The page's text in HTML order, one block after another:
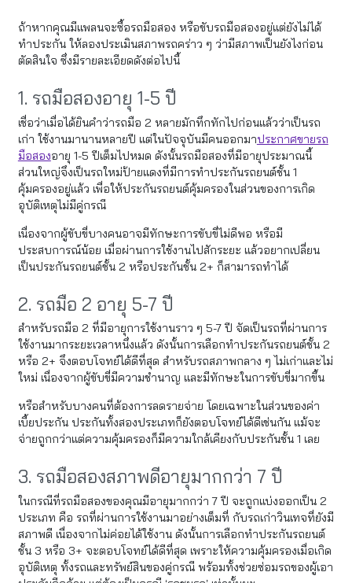
ถ้าหากคุณมีแพลนจะซื้อรถมือสอง หรือขับรถมือสองอยู่แต่ยังไม่ได้
ทำประกัน ให้ลองประเมินสภาพรถคร่าว ๆ ว่ามีสภาพเป็นยังไงก่อน
ตัดสินใจ ซึ่งมีรายละเอียดดังต่อไปนี้
1. รถมือสองอายุ 1-5 ปี
เชื่อว่าเมื่อได้ยินคำว่ารถมือ 2 หลายมักทึกทักไปก่อนแล้วว่าเป็นรถ
เก่า ใช้งานมานานหลายปี แต่ในปัจจุบันมีคนออกมาประกาศขายรถ
มือสองอายุ 1-5 ปีเต็มไปหมด ดังนั้นรถมือสองที่มีอายุประมาณนี้
ส่วนใหญ่จึงเป็นรถใหม่ป้ายแดงที่มีการทำประกันรถยนต์ชั้น 1
คุ้มครองอยู่แล้ว เพื่อให้ประกันรถยนต์คุ้มครองในส่วนของการเกิด
อุบัติเหตุไม่มีคู่กรณี
เนื่องจากผู้ขับขี่บางคนอาจมีทักษะการขับขี่ไม่ดีพอ หรือมี
ประสบการณ์น้อย เมื่อผ่านการใช้งานไปสักระยะ แล้วอยากเปลี่ยน
เป็นประกันรถยนต์ชั้น 2 หรือประกันชั้น 2+ ก็สามารถทำได้
2. รถมือ 2 อายุ 5-7 ปี
สำหรับรถมือ 2 ที่มีอายุการใช้งานราว ๆ 5-7 ปี จัดเป็นรถที่ผ่านการ
ใช้งานมากระยะเวลาหนึ่งแล้ว ดังนั้นการเลือกทำประกันรถยนต์ชั้น 2
หรือ 2+ จึงตอบโจทย์ได้ดีที่สุด สำหรับรถสภาพกลาง ๆ ไม่เก่าและไม่
ใหม่ เนื่องจากผู้ขับขี่มีความชำนาญ และมีทักษะในการขับขี่มากขึ้น
หรือสำหรับบางคนที่ต้องการลดรายจ่าย โดยเฉพาะในส่วนของค่า
เบี้ยประกัน ประกันทั้งสองประเภทก็ยังตอบโจทย์ได้ดีเช่นกัน แม้จะ
จ่ายถูกกว่าแต่ความคุ้มครองก็มีความใกล้เคียงกับประกันชั้น 1 เลย
3. รถมือสองสภาพดีอายุมากกว่า 7 ปี
ในกรณีที่รถมือสองของคุณมีอายุมากกว่า 7 ปี จะถูกแบ่งออกเป็น 2
ประเภท คือ รถที่ผ่านการใช้งานมาอย่างเต็มที่ กับรถเก่าวินเทจที่ยังมี
สภาพดี เนื่องจากไม่ค่อยได้ใช้งาน ดังนั้นการเลือกทำประกันรถยนต์
ชั้น 3 หรือ 3+ จะตอบโจทย์ได้ดีที่สุด เพราะให้ความคุ้มครองเมื่อเกิด
อุบัติเหตุ ทั้งรถและทรัพย์สินของคู่กรณี พร้อมทั้งช่วยซ่อมรถของผู้เอา